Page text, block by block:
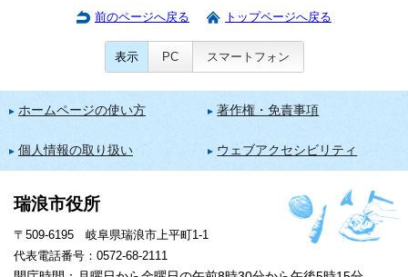
前のページへ戻る トップページへ戻る
表示 PC スマートフォン
ホームページの使い方 著作権・免責事項
個人情報の取り扱い ウェブアクセシビリティ
瑞浪市役所
〒509-6195 岐阜県瑞浪市上平町1-1
代表電話番号：0572-68-2111